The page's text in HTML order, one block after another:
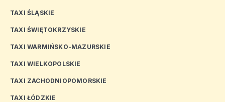
TAXI ŚLĄSKIE
TAXI ŚWIĘTOKRZYSKIE
TAXI WARMIŃSKO-MAZURSKIE
TAXI WIELKOPOLSKIE
TAXI ZACHODNIOPOMORSKIE
TAXI ŁÓDZKIE